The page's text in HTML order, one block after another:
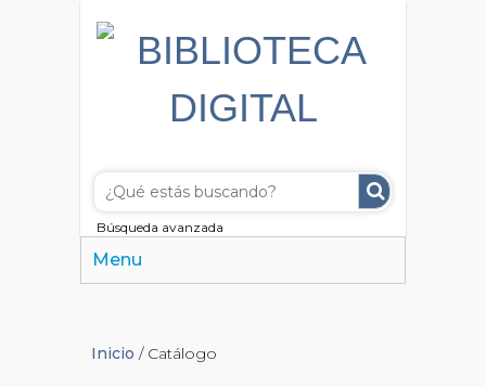
Búsqueda avanzada
Menu
Inicio / Catálogo